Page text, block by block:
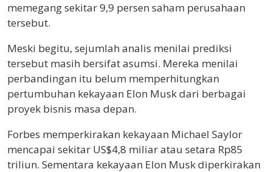
memegang sekitar 9,9 persen saham perusahaan
tersebut.
Meski begitu, sejumlah analis menilai prediksi
tersebut masih bersifat asumsi. Mereka menilai
perbandingan itu belum memperhitungkan
pertumbuhan kekayaan Elon Musk dari berbagai
proyek bisnis masa depan.
Forbes memperkirakan kekayaan Michael Saylor
mencapai sekitar US$4,8 miliar atau setara Rp85
triliun. Sementara kekayaan Elon Musk diperkirakan